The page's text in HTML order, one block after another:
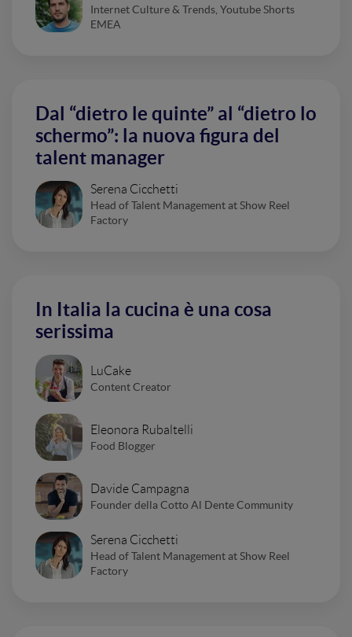
Internet Culture & Trends, Youtube Shorts
EMEA
Dal “dietro le quinte” al “dietro lo
schermo”: la nuova figura del
talent manager
Serena Cicchetti
Head of Talent Management at Show Reel
Factory
In Italia la cucina è una cosa
serissima
LuCake
Content Creator
Eleonora Rubaltelli
Food Blogger
Davide Campagna
Founder della Cotto Al Dente Community
Serena Cicchetti
Head of Talent Management at Show Reel
Factory